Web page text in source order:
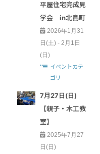
平屋住宅完成見
学会 in北島町
2026年1月31
日(土) - 2月1日
(日)
イベントカテ
ゴリ
7月27日(日)
【親子・木工教
室】
2025年7月27
日(日)